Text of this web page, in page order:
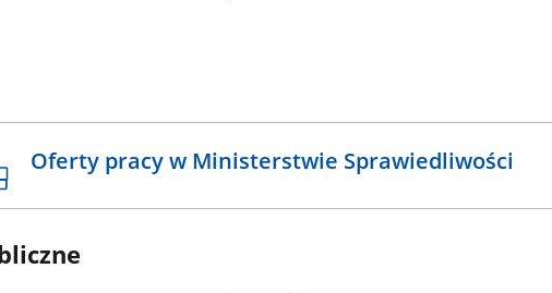
Oferty pracy w Ministerstwie Sprawiedliwości